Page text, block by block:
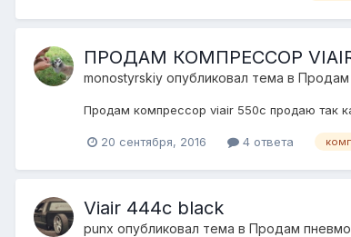
ПРОДАМ КОМПРЕССОР
monostyrskiy опубликовал тема в Продам
Продам компрессор viair 550c продаю так
20 сентября, 2016 4 ответа
Viair 444c black
punx опубликовал тема в Продам